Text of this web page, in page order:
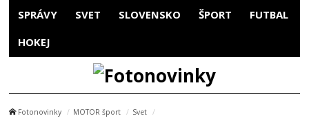
SPRÁVY SVET SLOVENSKO ŠPORT FUTBAL
HOKEJ
Fotonovinky MOTOR šport Svet